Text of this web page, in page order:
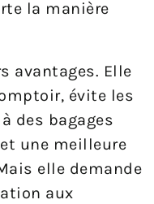
la manière
avantages. Elle
évite les
des bagages
une meilleure
elle demande
aux